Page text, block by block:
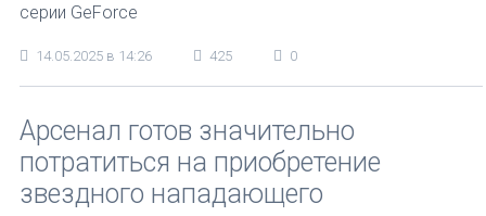
серии GeForce
14.05.2025 в 14:26 425 0
Арсенал готов значительно
потратиться на приобретение
звездного нападающего